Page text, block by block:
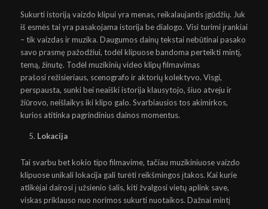
Sukurti istoriją vaizdo klipui yra menas, reikalaujantis įgūdžių. Juk
iš esmės tai yra pasakojama istorija be dialogo. Visi turimi įrankiai
– tik vaizdas ir muzika. Daugumos dainų tekstai nebūtinai pasako
savo prasmę pažodžiui, todėl klipuose bandoma perteikti mintį,
temą, žinutę. Todėl muzikinių video klipų filmavimas
prašosirežisieriaus, scenografo ir aktorių kolektyvo. Visgi,
perspausta, sunki bei neaiški istorija klausytojo, šiuo atveju ir
žiūrovo, neišlaikys iki klipo galo. Svarbiausios tos akimirkos,
kurios atitinka pagrindinius dainos momentus.
Lokacija
Tai svarbu bet kokio tipo filmavime, tačiau muzikiniuose vaizdo
klipuose unikali lokacija gali turėti reikšmingos įtakos. Kai kurie
atlikėjai dairosi į užsienio šalis, kiti žvalgosi vietų aplink save,
viskas priklauso nuo norimos sukurti nuotaikos. Dažnai mintį